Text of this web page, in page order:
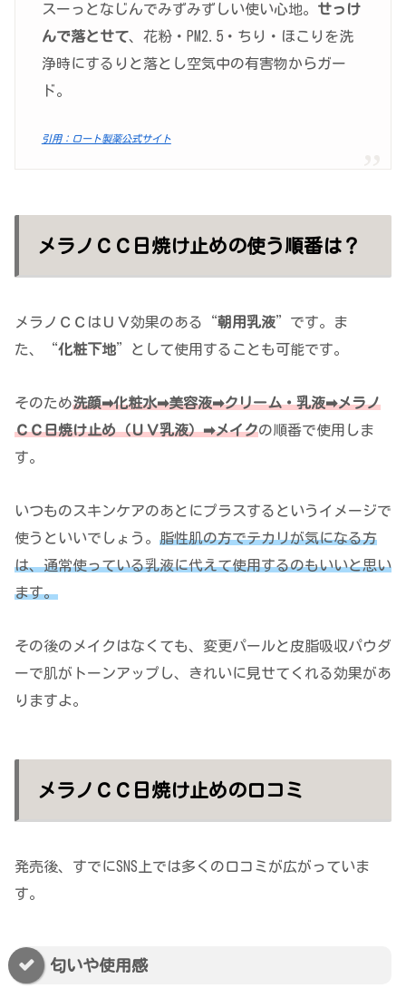
スーっとなじんでみずみずしい使い心地。 せっけ
んで落とせて、花粉・PM2.5・ちり・ほこりを洗
浄時にするりと落とし空気中の有害物からガー
ド。
引用：ロート製薬公式サイト
メラノＣＣ日焼け止めの使う順番は？
メラノＣＣはＵＶ効果のある“朝用乳液”です。ま
た、“化粧下地”として使用することも可能です。
そのため洗顔➡化粧水➡美容液➡クリーム・乳液➡メラノ
ＣＣ日焼け止め（ＵＶ乳液）➡メイクの順番で使用しま
す。
いつものスキンケアのあとにプラスするというイメージで
使うといいでしょう。 脂性肌の方でテカリが気になる方
は、通常使っている乳液に代えて使用するのもいいと思い
ます。
その後のメイクはなくても、変更パールと皮脂吸収パウダ
ーで肌がトーンアップし、きれいに見せてくれる効果があ
りますよ。
メラノＣＣ日焼け止めの口コミ
発売後、すでにSNS上では多くの口コミが広がっていま
す。
匂いや使用感